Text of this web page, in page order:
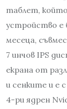
таблет,
устройство е
месеца,
7 инчов IPS
екрана от
и сенките и е
4-ри ядрен